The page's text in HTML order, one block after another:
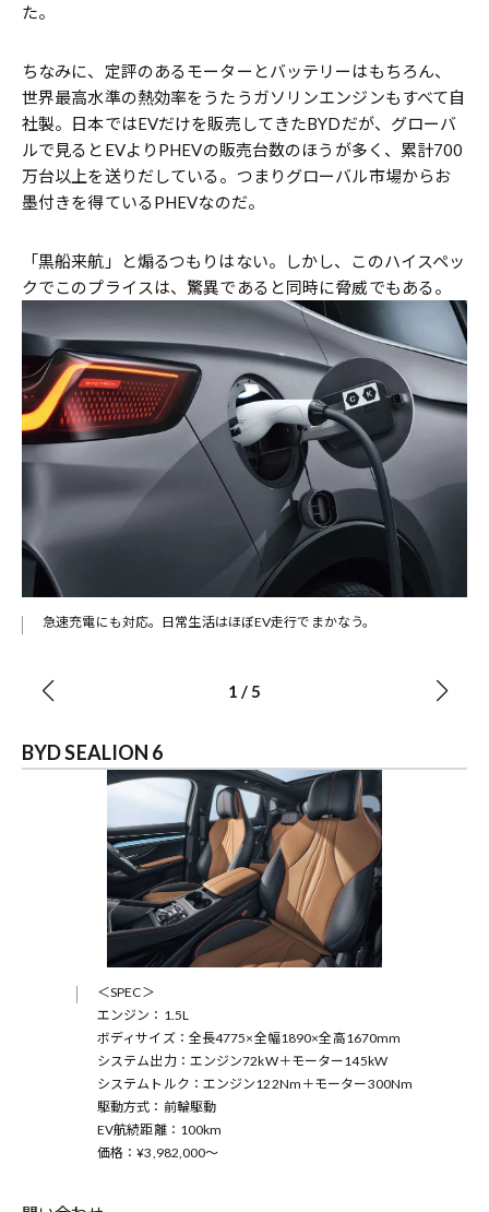
た。
ちなみに、定評のあるモーターとバッテリーはもちろん、
世界最高水準の熱効率をうたうガソリンエンジンもすべて自
社製。日本ではEVだけを販売してきたBYDだが、グローバ
ルで見るとEVよりPHEVの販売台数のほうが多く、累計700
万台以上を送りだしている。つまりグローバル市場からお
墨付きを得ているPHEVなのだ。
「黒船来航」と煽るつもりはない。しかし、このハイスペッ
クでこのプライスは、驚異であると同時に脅威でもある。
急速充電にも対応。日常生活はほぼEV走行でまかなう。
1 /5
BYD SEALION 6
＜SPEC＞
エンジン：1.5L
ボディサイズ：全長4775×全幅1890×全高1670mm
システム出力：エンジン72kW＋モーター145kW
システムトルク：エンジン122Nm＋モーター300Nm
駆動方式：前輪駆動
EV航続距離：100km
価格：¥3,982,000～